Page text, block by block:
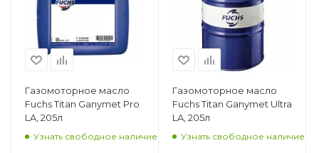
Газомоторное масло
Fuchs Titan Ganymet Pro
LA, 205л
Узнать свободное наличие
Газомоторное масло
Fuchs Titan Ganymet Ultra
LA, 205л
Узнать свободное наличие